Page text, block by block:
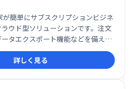
簡単にサブスクリプションビジネ
ウド型ソリューションです。注文
タエクスポート機能などを備え、
ス運営をサポートします。複雑な設
な操作でサブスクリプションビジ
す。
詳しく見る